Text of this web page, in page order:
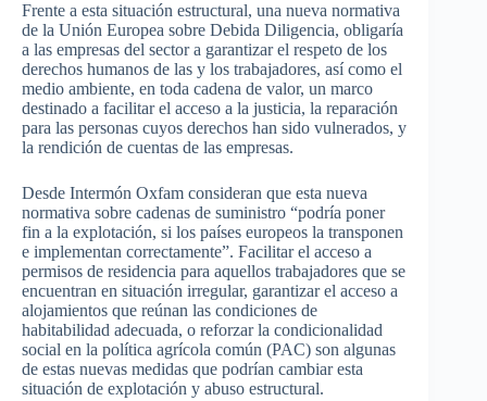
Frente a esta situación estructural, una nueva normativa
de la Unión Europea sobre Debida Diligencia, obligaría
a las empresas del sector a garantizar el respeto de los
derechos humanos de las y los trabajadores, así como el
medio ambiente, en toda cadena de valor, un marco
destinado a facilitar el acceso a la justicia, la reparación
para las personas cuyos derechos han sido vulnerados, y
la rendición de cuentas de las empresas.
Desde Intermón Oxfam consideran que esta nueva
normativa sobre cadenas de suministro “podría poner
fin a la explotación, si los países europeos la transponen
e implementan correctamente”. Facilitar el acceso a
permisos de residencia para aquellos trabajadores que se
encuentran en situación irregular, garantizar el acceso a
alojamientos que reúnan las condiciones de
habitabilidad adecuada, o reforzar la condicionalidad
social en la política agrícola común (PAC) son algunas
de estas nuevas medidas que podrían cambiar esta
situación de explotación y abuso estructural.